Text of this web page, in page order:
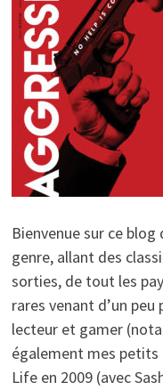
Bienvenue sur ce
genre, allant des
sorties, de tout les
rares venant d’un
lecteur et gamer
également mes
Life en 2009 (avec